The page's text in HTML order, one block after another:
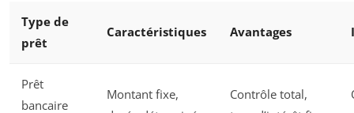
Type de
prêt
Caractéristiques Avantages
Prêt
bancaire
Montant fixe,
Contrôle total,